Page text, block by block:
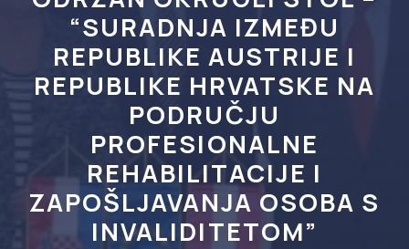
“SURADNJA IZMEĐU
REPUBLIKE AUSTRIJE I
REPUBLIKE HRVATSKE NA
PODRUČJU
PROFESIONALNE
REHABILITACIJE I
ZAPOŠLJAVANJA OSOBA S
INVALIDITETOM”